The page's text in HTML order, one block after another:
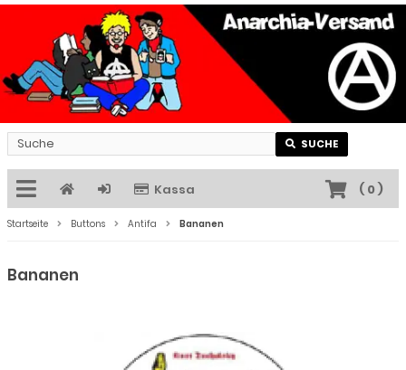
SUCHE
Kassa ( 0)
Startseite Buttons Antifa Bananen
Bananen